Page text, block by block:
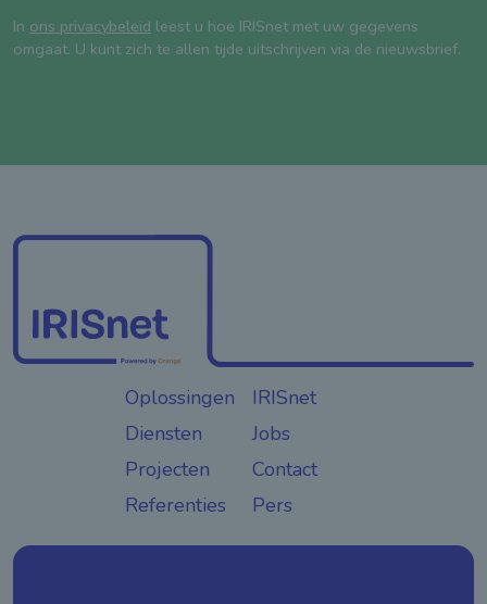
In ons privacybeleid leest u hoe IRISnet met uw gegevens
omgaat. U kunt zich te allen tijde uitschrijven via de nieuwsbrief.
Oplossingen
Diensten
Projecten
Referenties
IRISnet
Jobs
Contact
Pers